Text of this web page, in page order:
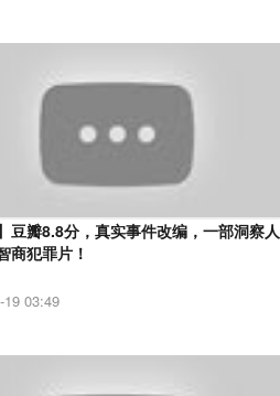
豆瓣8.8分，真实事件改编，一部洞察人
商犯罪片！
19 03:49